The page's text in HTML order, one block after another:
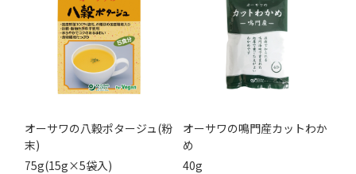
オーサワの八穀ポタージュ(粉
末)
75g(15g×5袋入)
オーサワの鳴門産カットわか
め
40g